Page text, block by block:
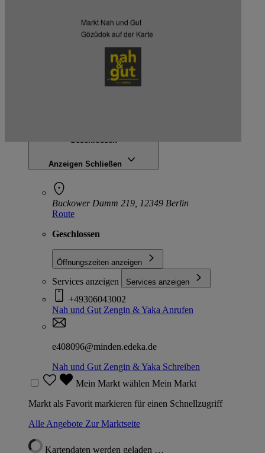
Markt Nah und Gut
Gözüdok auf der Karte
Kartenansicht
Geschlossen
Anzeigen Schließen
Buckower Damm 219, 12349 Berlin
Route
Geschlossen
Öffnungszeiten anzeigen
Services anzeigen Services anzeigen
+49306043002
Nah und Gut Zengin & Yaka Anrufen
e408096@minden.edeka.de
Nah und Gut Zengin & Yaka Schreiben
Mein Markt wählen Mein Markt
Markt als Favorit markieren für einen Schnellzugriff
Alle Angebote Zur Marktseite
Kartendaten werden geladen …